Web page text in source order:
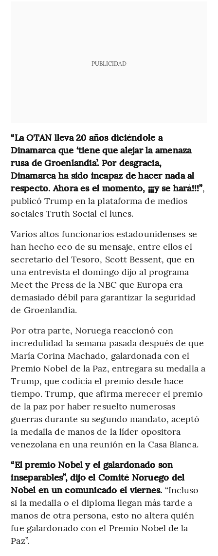
PUBLICIDAD
“La OTAN lleva 20 años diciéndole a
Dinamarca que ‘tiene que alejar la amenaza
rusa de Groenlandia’. Por desgracia,
Dinamarca ha sido incapaz de hacer nada al
respecto. Ahora es el momento, ¡¡¡y se hará!!!”,
publicó Trump en la plataforma de medios
sociales Truth Social el lunes.
Varios altos funcionarios estadounidenses se
han hecho eco de su mensaje, entre ellos el
secretario del Tesoro, Scott Bessent, que en
una entrevista el domingo dijo al programa
Meet the Press de la NBC que Europa era
demasiado débil para garantizar la seguridad
de Groenlandia.
Por otra parte, Noruega reaccionó con
incredulidad la semana pasada después de que
María Corina Machado, galardonada con el
Premio Nobel de la Paz, entregara su medalla a
Trump, que codicia el premio desde hace
tiempo. Trump, que afirma merecer el premio
de la paz por haber resuelto numerosas
guerras durante su segundo mandato, aceptó
la medalla de manos de la líder opositora
venezolana en una reunión en la Casa Blanca.
“El premio Nobel y el galardonado son
inseparables”, dijo el Comité Noruego del
Nobel en un comunicado el viernes. “Incluso
si la medalla o el diploma llegan más tarde a
manos de otra persona, esto no altera quién
fue galardonado con el Premio Nobel de la
Paz”.